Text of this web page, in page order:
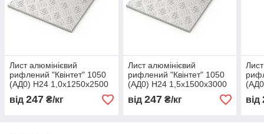
Лист алюмінієвий
рифлений "Квінтет" 1050
(АД0) Н24 1,0х1250х2500
мм
від 247 ₴/кг
Лист алюмінієвий
рифлений "Квінтет" 1050
(АД0) Н24 1,5х1500х3000
мм
від 247₴/кг
мм
від